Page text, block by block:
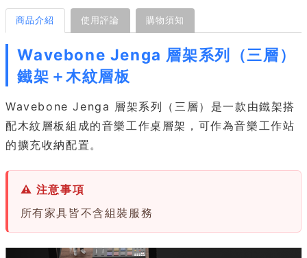
商品介紹 使用評論 購物須知
Wavebone Jenga 層架系列（三層）
鐵架＋木紋層板
Wavebone Jenga 層架系列（三層）是一款由鐵架搭
配木紋層板組成的音樂工作桌層架，可作為音樂工作站
的擴充收納配置。
⚠ 注意事項
所有家具皆不含組裝服務